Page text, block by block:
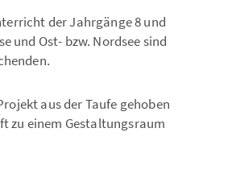
der Jahrgänge 8 und
und Ost- bzw. Nordsee sind
aus der Taufe gehoben
zu einem Gestaltungsraum